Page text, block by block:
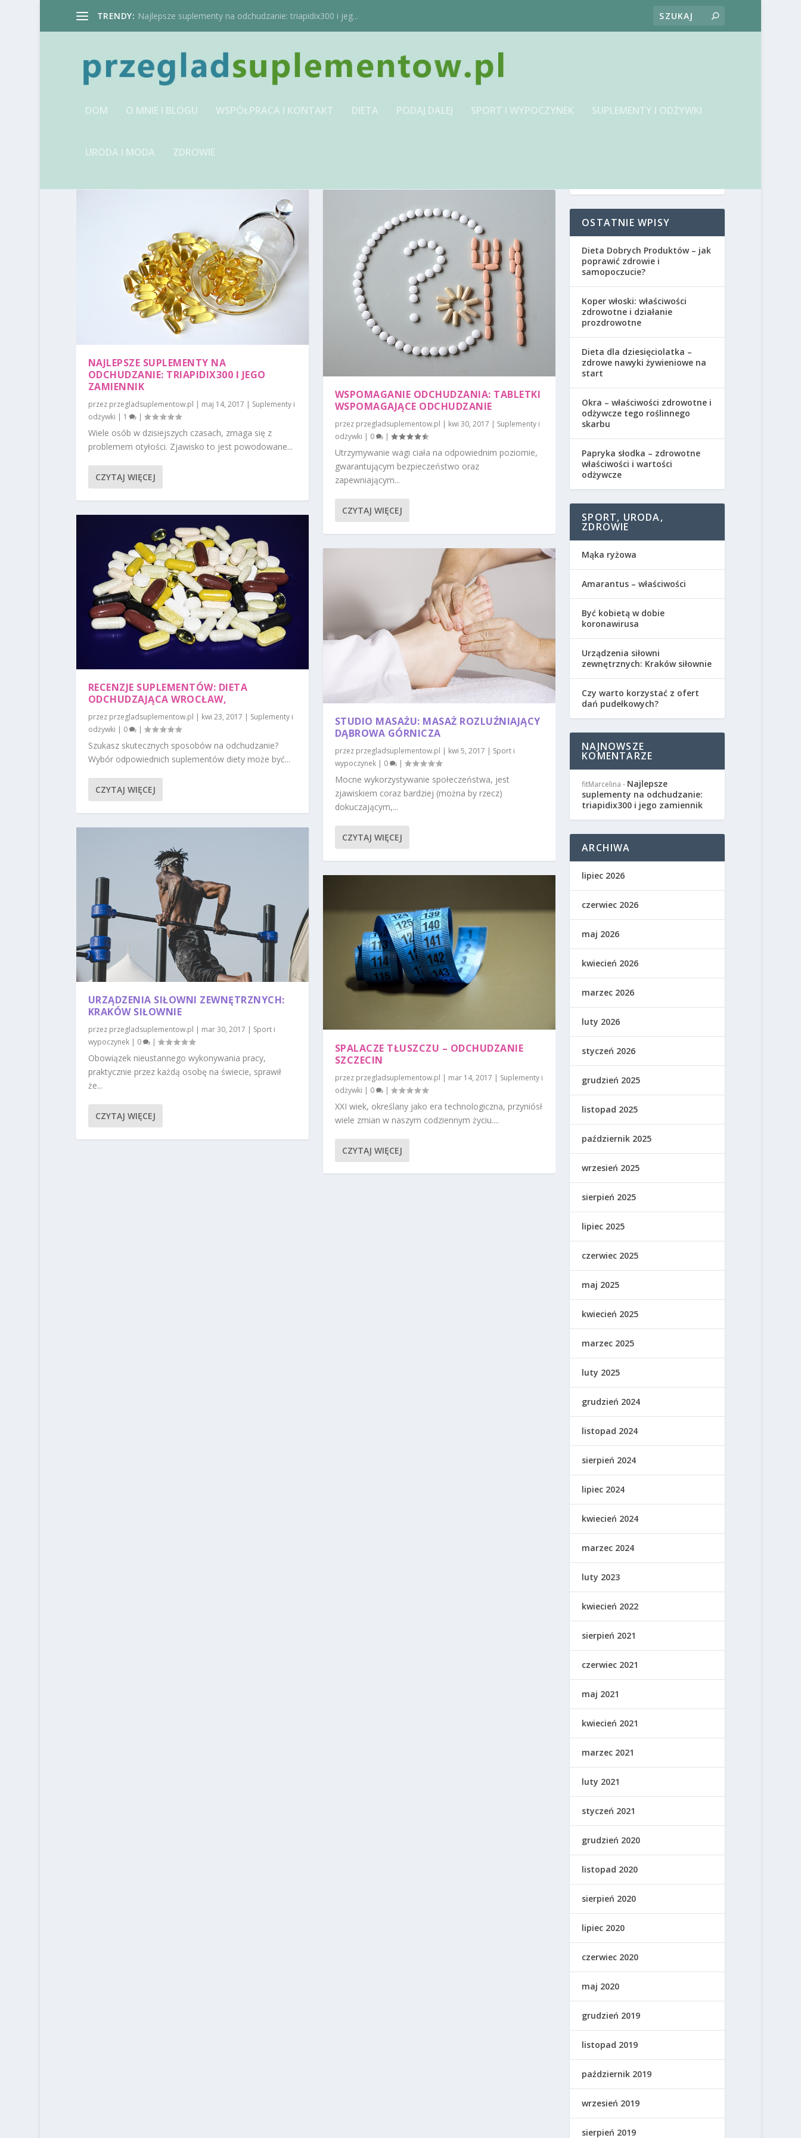
TRENDY: Najlepsze suplementy na odchudzanie: triapidix300 i jeg...
DOM O MNIE I BLOGU WSPÓŁPRACA I KONTAKT DIETA PODAJ DALEJ SPORT I WYPOCZYNEK SUPLEMENTY I ODŻYWKI
URODA I MODA ZDROWIE
NAJLEPSZE SUPLEMENTY NA
ODCHUDZANIE: TRIAPIDIX300 I JEGO
ZAMIENNIK
przez przegladsuplementow.pl | maj 14, 2017 | Suplementy i
odżywki | 1 |
Wiele osób w dzisiejszych czasach, zmaga się z
problemem otyłości. Zjawisko to jest powodowane...
CZYTAJ WIĘCEJ
RECENZJE SUPLEMENTÓW: DIETA
ODCHUDZAJĄCA WROCŁAW,
przez przegladsuplementow.pl | kwi 23, 2017 | Suplementy i
odżywki | 0 |
Szukasz skutecznych sposobów na odchudzanie?
Wybór odpowiednich suplementów diety może być...
CZYTAJ WIĘCEJ
URZĄDZENIA SIŁOWNI ZEWNĘTRZNYCH:
KRAKÓW SIŁOWNIE
przez przegladsuplementow.pl | mar 30, 2017 | Sport i
wypoczynek| 0 |
Obowiązek nieustannego wykonywania pracy,
praktycznie przez każdą osobę na świecie, sprawił
że...
CZYTAJ WIĘCEJ
WSPOMAGANIE ODCHUDZANIA: TABLETKI
WSPOMAGAJĄCE ODCHUDZANIE
przez przegladsuplementow.pl | kwi 30, 2017 | Suplementy i
odżywki | 0 |
Utrzymywanie wagi ciała na odpowiednim poziomie,
gwarantującym bezpieczeństwo oraz
zapewniającym...
CZYTAJ WIĘCEJ
STUDIO MASAŻU: MASAŻ ROZLUŹNIAJĄCY
DĄBROWA GÓRNICZA
przez przegladsuplementow.pl | kwi 5, 2017 | Sport i
wypoczynek| 0 |
Mocne wykorzystywanie społeczeństwa, jest
zjawiskiem coraz bardziej (można by rzecz)
dokuczającym,...
CZYTAJ WIĘCEJ
SPALACZE TŁUSZCZU – ODCHUDZANIE
SZCZECIN
przez przegladsuplementow.pl | mar 14, 2017 | Suplementy i
odżywki | 0 |
XXI wiek, określany jako era technologiczna, przyniósł
wiele zmian w naszym codziennym życiu....
CZYTAJ WIĘCEJ
OSTATNIE WPISY
Dieta Dobrych Produktów – jak
poprawić zdrowie i
samopoczucie?
Koper włoski: właściwości
zdrowotne i działanie
prozdrowotne
Dieta dla dziesięciolatka –
zdrowe nawyki żywieniowe na
start
Okra – właściwości zdrowotne i
odżywcze tego roślinnego
skarbu
Papryka słodka – zdrowotne
właściwości i wartości
odżywcze
SPORT, URODA,
ZDROWIE
Mąka ryżowa
Amarantus – właściwości
Być kobietą w dobie
koronawirusa
Urządzenia siłowni
zewnętrznych: Kraków siłownie
Czy warto korzystać z ofert
dań pudełkowych?
NAJNOWSZE
KOMENTARZE
fitMarcelina - Najlepsze
suplementy na odchudzanie:
triapidix300 i jego zamiennik
ARCHIWA
lipiec 2026
czerwiec 2026
maj 2026
kwiecień 2026
marzec 2026
luty 2026
styczeń 2026
grudzień 2025
listopad 2025
październik 2025
wrzesień 2025
sierpień 2025
lipiec 2025
czerwiec 2025
maj 2025
kwiecień 2025
marzec 2025
luty 2025
grudzień 2024
listopad 2024
sierpień 2024
lipiec 2024
kwiecień 2024
marzec 2024
luty 2023
kwiecień 2022
sierpień 2021
czerwiec 2021
maj 2021
kwiecień 2021
marzec 2021
luty 2021
styczeń 2021
grudzień 2020
listopad 2020
sierpień 2020
lipiec 2020
czerwiec 2020
maj 2020
grudzień 2019
listopad 2019
październik 2019
wrzesień 2019
sierpień 2019